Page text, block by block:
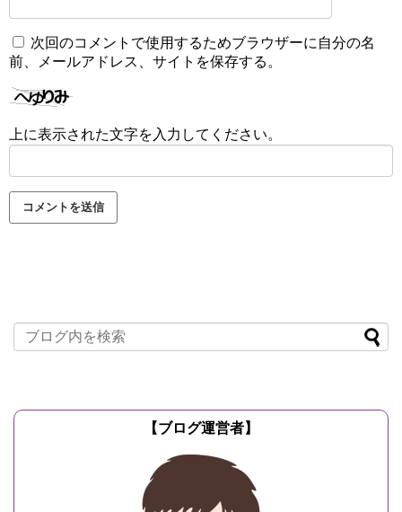
次回のコメントで使用するためブラウザーに自分の名
前、メールアドレス、サイトを保存する。
上に表示された文字を入力してください。
【ブログ運営者】